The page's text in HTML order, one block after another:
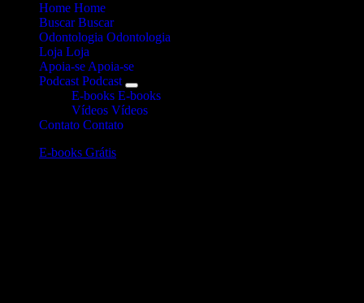
Home Home
Buscar Buscar
Odontologia Odontologia
Loja Loja
Apoia-se Apoia-se
Podcast Podcast
E-books E-books
Vídeos Vídeos
Contato Contato
E-books Grátis